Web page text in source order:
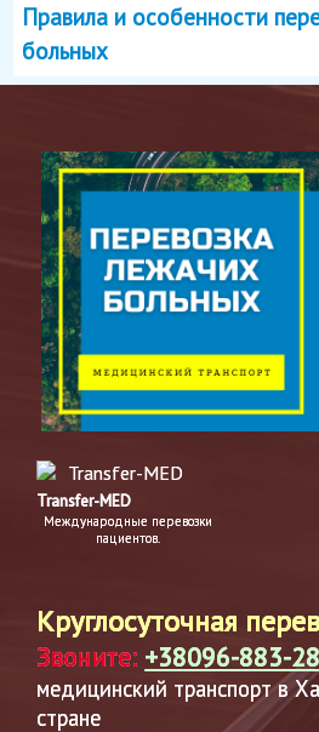
Правила и особенности
больных
Transfer-MED
Международные перевозки
пациентов.
Круглосуточная
Звоните: +38096-883-
медицинский транспорт в
стране